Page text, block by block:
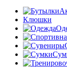
Клюшки